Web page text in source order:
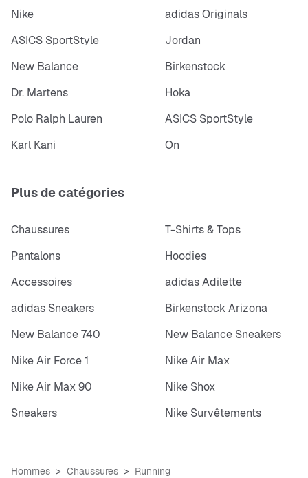
Nike
adidas Originals
ASICS SportStyle
Jordan
New Balance
Birkenstock
Dr. Martens
Hoka
Polo Ralph Lauren
ASICS SportStyle
Karl Kani
On
Plus de catégories
Chaussures
T-Shirts & Tops
Pantalons
Hoodies
Accessoires
adidas Adilette
adidas Sneakers
Birkenstock Arizona
New Balance 740
New Balance Sneakers
Nike Air Force 1
Nike Air Max
Nike Air Max 90
Nike Shox
Sneakers
Nike Survêtements
Hommes Chaussures Running